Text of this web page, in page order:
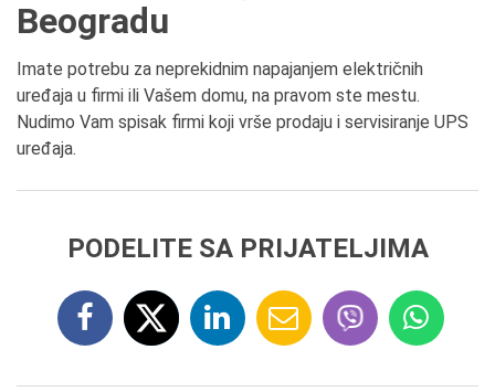
Beogradu
Imate potrebu za neprekidnim napajanjem električnih
uređaja u firmi ili Vašem domu, na pravom ste mestu.
Nudimo Vam spisak firmi koji vrše prodaju i servisiranje UPS
uređaja.
PODELITE SA PRIJATELJIMA